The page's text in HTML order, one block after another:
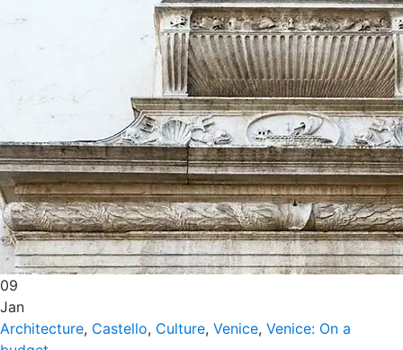
09
Jan
Architecture, Castello, Culture, Venice, Venice: On a